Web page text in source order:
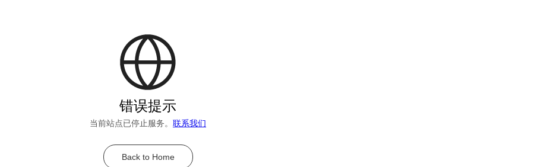
错误提示
当前站点已停止服务。 联系我们
Back to Home